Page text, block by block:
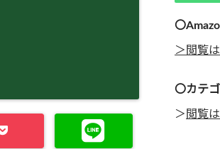
〇
＞閲覧
〇カテ
＞ 閲覧